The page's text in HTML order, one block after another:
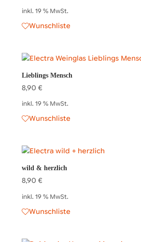
inkl. 19 % MwSt.
Wunschliste
Lieblings Mensch
8,90 €
inkl. 19 % MwSt.
Wunschliste
wild & herzlich
8,90 €
inkl. 19 % MwSt.
Wunschliste